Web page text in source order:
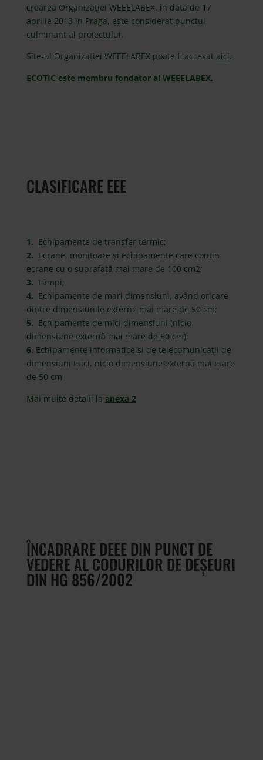
crearea Organizației WEEELABEX, în data de 17
aprilie 2013 în Praga, este considerat punctul
culminant al proiectului.
Site-ul Organizației WEEELABEX poate fi accesat aici.
ECOTIC este membru fondator al WEEELABEX.
CLASIFICARE EEE
1. Echipamente de transfer termic;
2. Ecrane, monitoare şi echipamente care conţin
ecrane cu o suprafaţă mai mare de 100 cm2;
3. Lămpi;
4. Echipamente de mari dimensiuni, având oricare
dintre dimensiunile externe mai mare de 50 cm;
5. Echipamente de mici dimensiuni (nicio
dimensiune externă mai mare de 50 cm);
6. Echipamente informatice şi de telecomunicaţii de
dimensiuni mici, nicio dimensiune externă mai mare
de 50 cm
Mai multe detalii la anexa 2
ÎNCADRARE DEEE DIN PUNCT DE
VEDERE AL CODURILOR DE DEȘEURI
DIN HG 856/2002